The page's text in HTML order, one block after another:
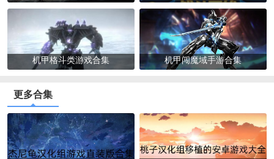
机甲格斗类游戏合集 机甲闯魔域手游合集
更多合集